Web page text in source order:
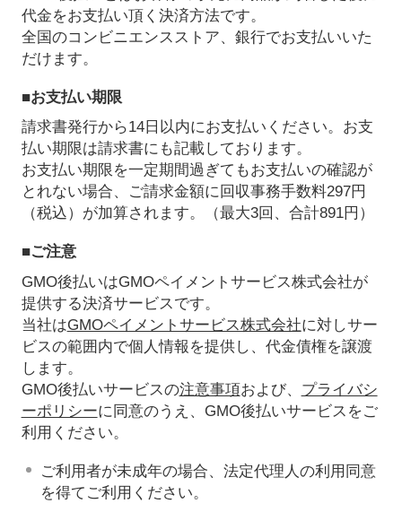
代金をお支払い頂く決済方法です。
全国のコンビニエンスストア、銀行でお支払いいた
だけます。
■お支払い期限
請求書発行から14日以内にお支払いください。お支
払い期限は請求書にも記載しております。
お支払い期限を一定期間過ぎてもお支払いの確認が
とれない場合、ご請求金額に回収事務手数料297円
（税込）が加算されます。（最大3回、合計891円）
■ご注意
GMO後払いはGMOペイメントサービス株式会社が
提供する決済サービスです。
当社はGMOペイメントサービス株式会社に対しサー
ビスの範囲内で個人情報を提供し、代金債権を譲渡
します。
GMO後払いサービスの注意事項および、 プライバシ
ーポリシーに同意のうえ、GMO後払いサービスをご
利用ください。
ご利用者が未成年の場合、法定代理人の利用同意
を得てご利用ください。